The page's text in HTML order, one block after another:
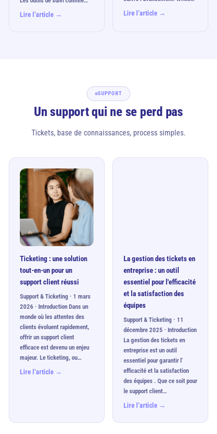
Lire l’article → Lire l’article →
SUPPORT
Un support qui ne se perd pas
Tickets, base de connaissances, process simples.
Ticketing : une solution
tout-en-un pour un
support client réussi
Support & Ticketing · 1 mars
2026 · Introduction Dans un
monde où les attentes des
clients évoluent rapidement,
offrir un support client
efficace est devenu un enjeu
majeur. Le ticketing, ou…
Lire l’article →
La gestion des tickets en
entreprise : un outil
essentiel pour l'efficacité
et la satisfaction des
équipes
Support & Ticketing · 11
décembre 2025 · Introduction
La gestion des tickets en
entreprise est un outil
essentiel pour garantir l'
efficacité et la satisfaction
des équipes . Que ce soit pour
le support client…
Lire l’article →